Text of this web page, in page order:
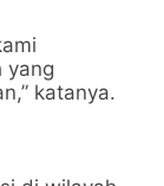
yang
katanya.